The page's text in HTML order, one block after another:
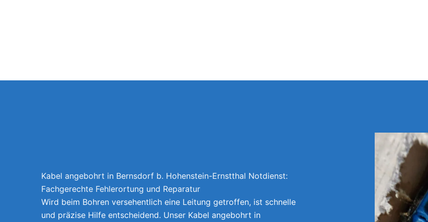
Kabel angebohrt in Bernsdorf b. Hohenstein-Ernstthal Notdienst:
Fachgerechte Fehlerortung und Reparatur
Wird beim Bohren versehentlich eine Leitung getroffen, ist schnelle
und präzise Hilfe entscheidend. Unser Kabel angebohrt in